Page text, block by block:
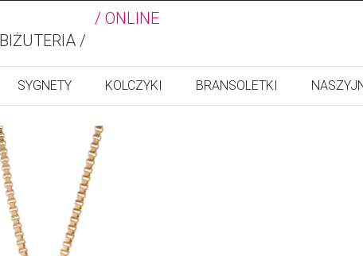
/ ONLINE
BIŻUTERIA /
SYGNETY KOLCZYKI BRANSOLETKI